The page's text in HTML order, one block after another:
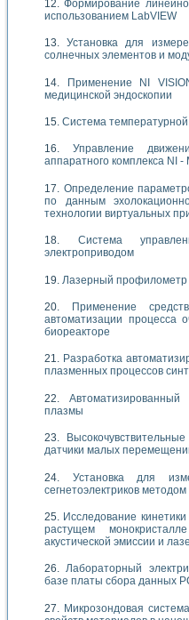
Формирование
использованием LabVIEW
Установка для
солнечных элементов и
Применение NI
медицинской эндоскопии
Система
Управление
аппаратного комплекса NI -
Определение
по данным
технологии виртуальных
Система
электроприводом
Лазерный профилометр
Применение
автоматизации процесса
биореакторе
Разработка
плазменных процессов
Автоматизированный
плазмы
датчики малых
Установка для
сегнетоэлектриков
Исследование
растущем
акустической эмиссии и
Лабораторный
базе платы сбора данных
Микрозондовая